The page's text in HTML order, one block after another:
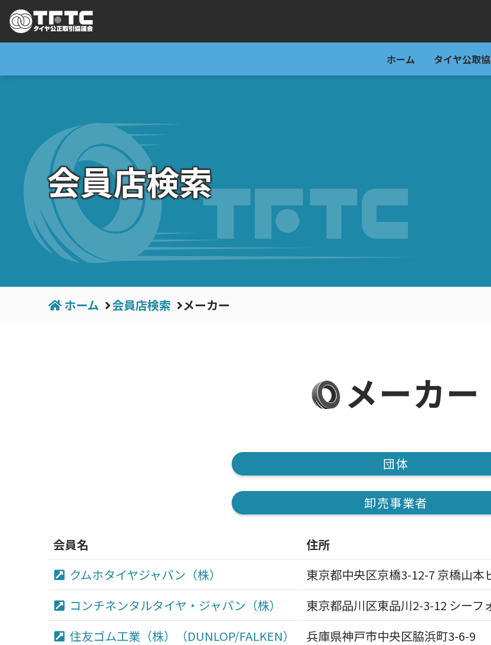
ホーム タイヤ公取
会員店検索
ホーム 会員店検索 メーカー
メーカー
団体
卸売事業者
会員名 住所
クムホタイヤジャパン（株）
東京都中央区京橋3-12-7 京橋山本
コンチネンタルタイヤ・ジャパン（株）
東京都品川区東品川2-3-12 シー
住友ゴム工業（株）（DUNLOP/FALKEN）
兵庫県神戸市中央区脇浜町3-6-9